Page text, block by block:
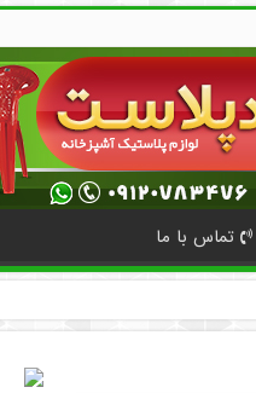
تماس با ما